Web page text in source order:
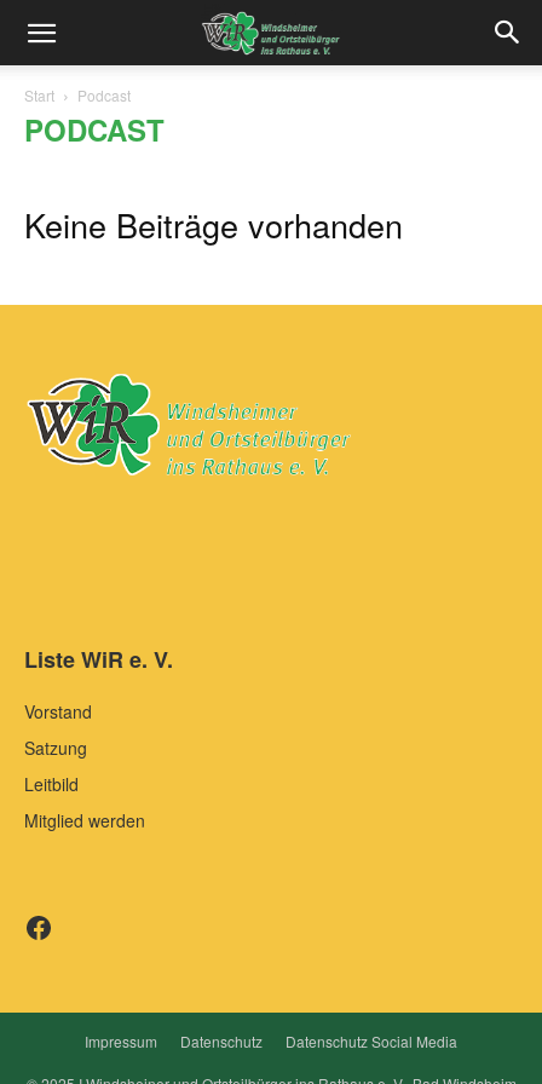
Start Podcast
PODCAST
Keine Beiträge vorhanden
Liste WiR e. V.
Vorstand
Satzung
Leitbild
Mitglied werden
Liste WiR auf Facebook
Impressum Datenschutz Datenschutz Social Media